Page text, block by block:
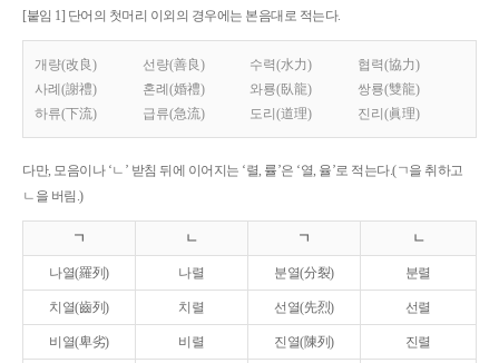
[붙임 1] 단어의 첫머리 이외의 경우에는 본음대로 적는다.
개량(改良) 선량(善良) 수력(水力)
협력(協力)
사례(謝禮)
혼례(婚禮) 와룡(臥龍)
쌍룡(雙龍)
하류(下流)
급류(急流) 도리(道理) 진리(眞理)
다만, 모음이나 ‘ㄴ’ 받침 뒤에 이어지는 ‘렬, 률’은 ‘열, 율’로 적는다.(ㄱ을 취하고
ㄴ을 버림.)
ㄱ ㄴ ㄱ ㄴ
나열(羅列) 나렬 분열(分裂) 분렬
치열(齒列) 치렬 선열(先烈) 선렬
비열(卑劣) 비렬 진열(陳列) 진렬